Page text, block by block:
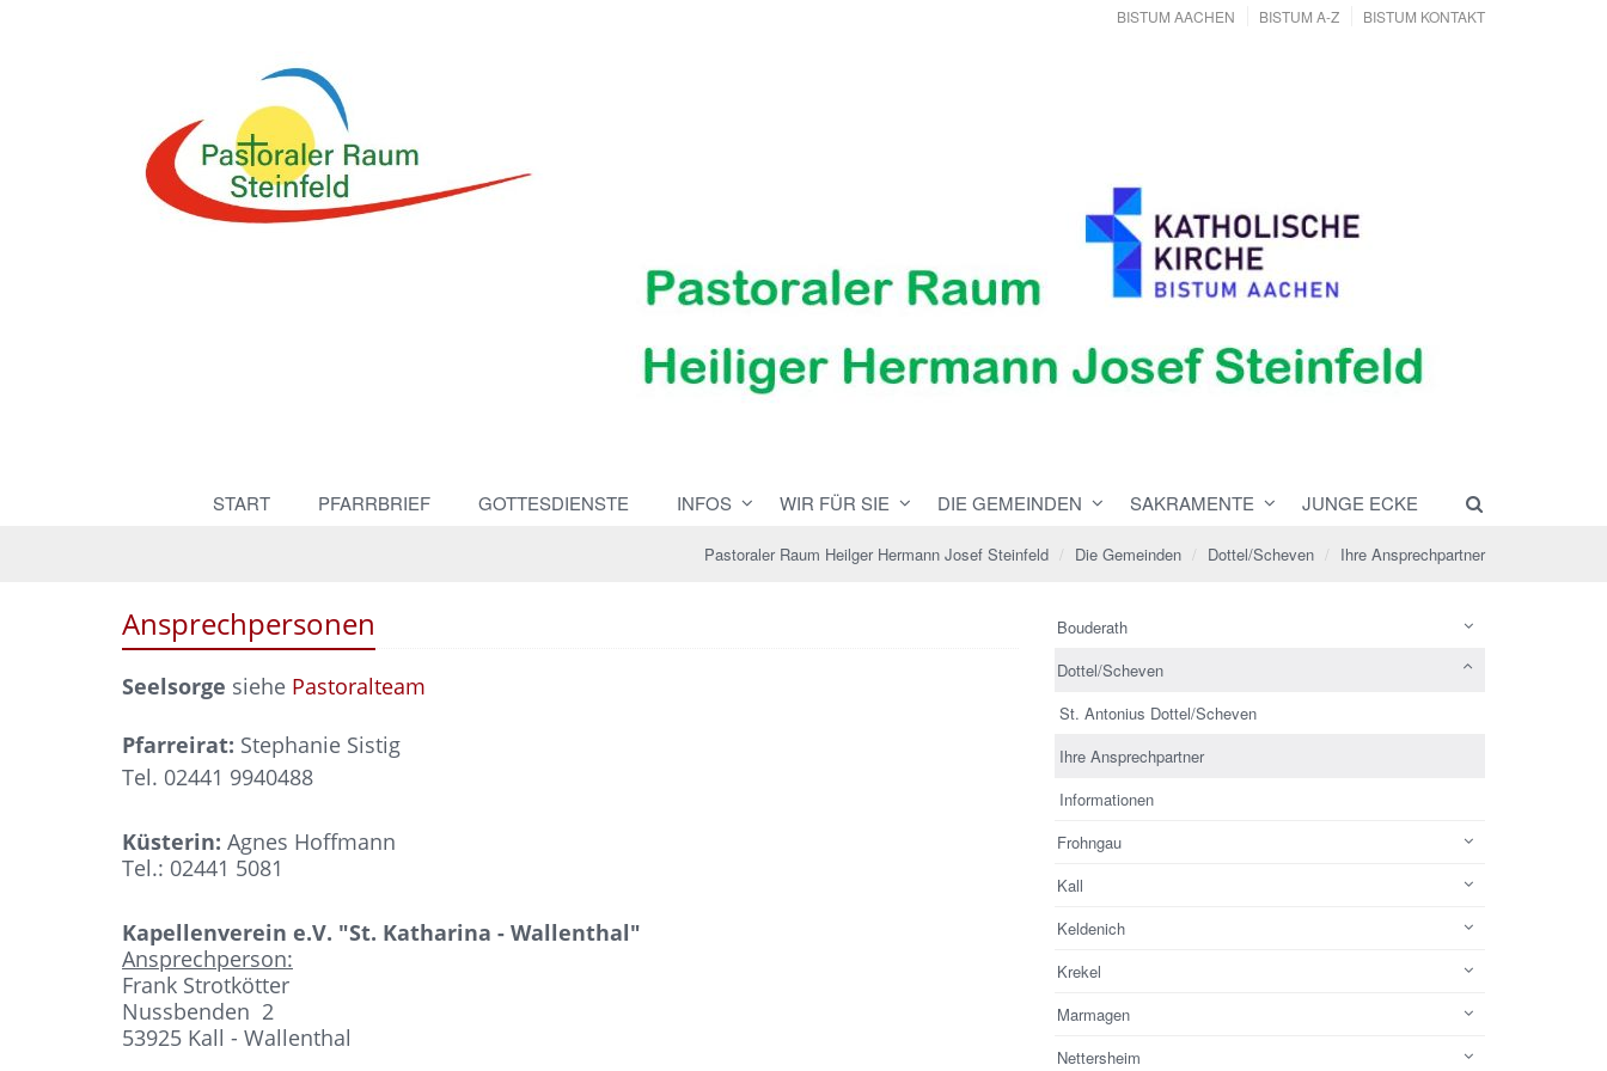
BISTUM AACHEN BISTUM A-Z BISTUM KONTAKT
START PFARRBRIEF GOTTESDIENSTE INFOS WIR FÜR SIE DIE GEMEINDEN SAKRAMENTE JUNGE ECKE
Pastoraler Raum Heilger Hermann Josef Steinfeld Die Gemeinden Dottel/Scheven Ihre Ansprechpartner
Ansprechpersonen
Seelsorge siehe Pastoralteam
Pfarreirat: Stephanie Sistig
Tel. 02441 9940488
Küsterin: Agnes Hoffmann
Tel.: 02441 5081
Kapellenverein e.V. "St. Katharina - Wallenthal"
Ansprechperson:
Frank Strotkötter
Nussbenden 2
53925 Kall - Wallenthal
Bouderath
Dottel/Scheven
St. Antonius Dottel/Scheven
Ihre Ansprechpartner
Informationen
Frohngau
Kall
Keldenich
Krekel
Marmagen
Nettersheim